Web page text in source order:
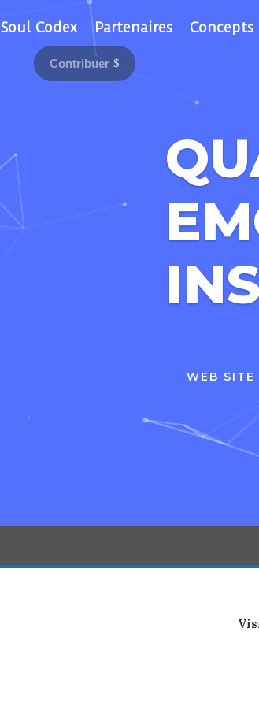
Soul Codex Partenaires Concepts
Contribuer
WEB SITE